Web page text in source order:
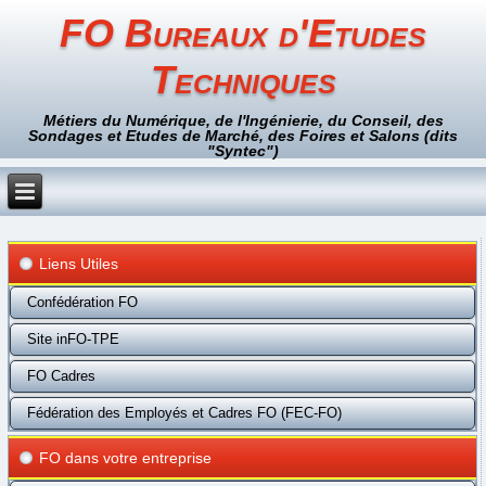
FO Bureaux d'Etudes
Techniques
Métiers du Numérique, de l'Ingénierie, du Conseil, des
Sondages et Etudes de Marché, des Foires et Salons (dits
"Syntec")
Liens Utiles
Confédération FO
Site inFO-TPE
FO Cadres
Fédération des Employés et Cadres FO (FEC-FO)
FO dans votre entreprise